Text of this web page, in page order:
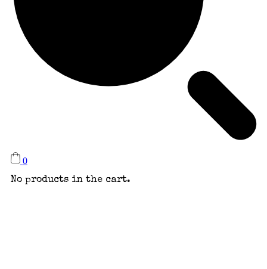
0
No products in the cart.